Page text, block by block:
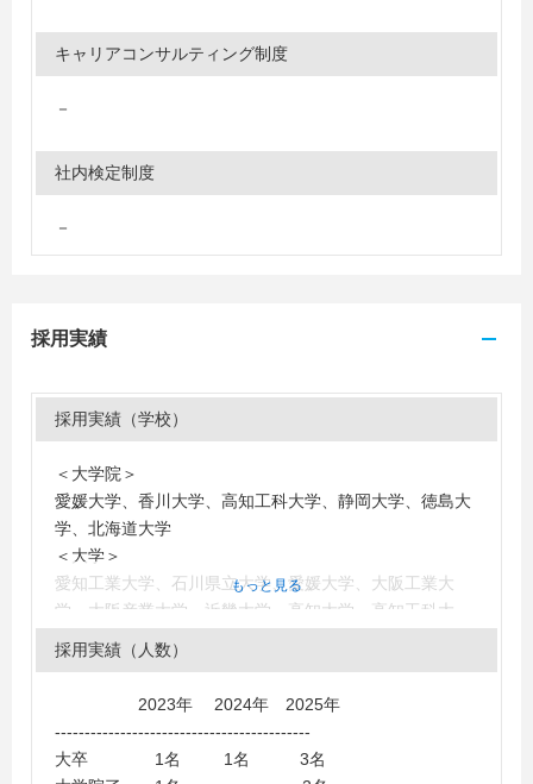
キャリアコンサルティング制度
－
社内検定制度
－
採用実績
採用実績（学校）
＜大学院＞
愛媛大学、香川大学、高知工科大学、静岡大学、徳島大
学、北海道大学
＜大学＞
愛知工業大学、石川県立大学、愛媛大学、大阪工業大
学、大阪産業大学、近畿大学、高知大学、高知工科大
学、神戸学院大学、島根大学、崇城大学、中部大学、東
海大学、東京都市大学、東京農業大学、東京理科大学、
＜短大・高専・専門学校＞
阿南工業高等専門学校、四国大学短期大学部、徳島文理
もっと見る
採用実績（人数）
2023年 2024年 2025年
-------------------------------------------
大卒 1名 1名 3名